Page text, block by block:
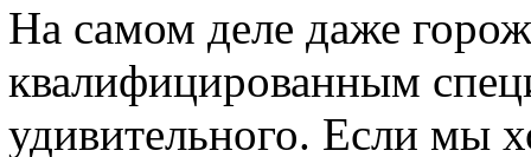
На самом деле даже
квалифицированным
удивительного. Если мы